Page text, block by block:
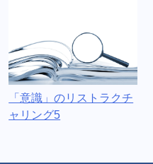
「意識」のリストラクチ
ャリング5